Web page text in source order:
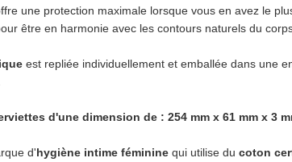
une protection maximale lorsque vous en avez le
être en harmonie avec les contours naturels du
est repliée individuellement et emballée dans une
d'une dimension de : 254 mm x 61 mm x 3
d'hygiène intime féminine qui utilise du coton